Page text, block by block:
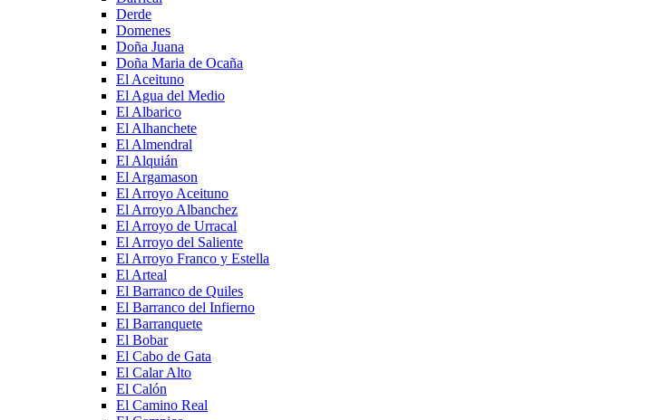
Derde
Domenes
Doña Juana
Doña Maria de Ocaña
El Aceituno
El Agua del Medio
El Albarico
El Alhanchete
El Almendral
El Alquián
El Argamason
El Arroyo Aceituno
El Arroyo Albanchez
El Arroyo de Urracal
El Arroyo del Saliente
El Arroyo Franco y Estella
El Arteal
El Barranco de Quiles
El Barranco del Infierno
El Barranquete
El Bobar
El Cabo de Gata
El Calar Alto
El Calón
El Camino Real